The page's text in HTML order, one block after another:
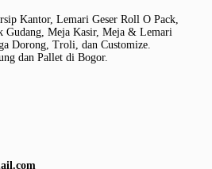
Kantor, Lemari Geser Roll O Pack,
Gudang, Meja Kasir, Meja & Lemari
Dorong, Troli, dan Customize.
dan Pallet di Bogor.